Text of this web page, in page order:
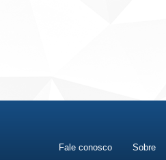
Fale conosco Sobre